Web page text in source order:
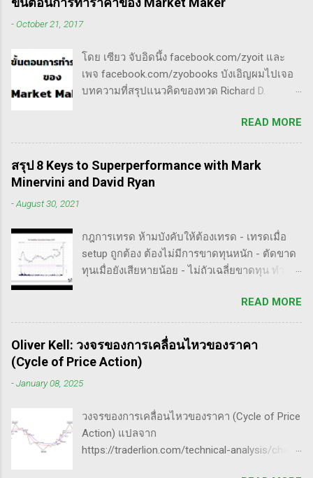
ประเภท double three Breakaway gap เป็นการ
กระโดดข้ามเวฟสอง...
เป็นการติดตามข่าวสาร การวิเคราะห์ทางเทคนิค
หรือปัจจัยพื้นฐาน การสแกนหุ้นที่มีศักยภาพเป็นผู้
ชนะในอนาคต การลงรายละเอียดในการวิเคราะห์
จังหวะที่เหมาะสมในการเข้าเทรด . - วิธีการที่
พิสูจน์แล้วว่าทำเงินได้จริงและทำซ้ำได้ตลอด
(Method): การมีระบบหรือกลยุทธ์ที่ชัดเจนในการ
เทรดเป็นสิ่งสำคัญ เพราะจะช่วยให้คุณไม่หลงลืม
(Patience): การรอคอยและไม่รีบร้อนถือเป็น
คุณสมบัติที่สำคัญในนักเทรด ความอดทนช่วยให้
คุณสามารถทนต่อความผันผวนของตลาดและรอ
คอยจังหวะที่ดี...
-October 21, 2017
โดย เซียว จับอิดนึ้ง facebook.com/zyoit และ
เพจ facebook.com/zyobooks บังเอิญผมไปเจอ
บทความที่สรุปแนวคิดของทวด Richard D.
เอง, ก็เลยอดตื่นใจไม่ได้กับข้อมูลที่เขาเขียนถึง "
How Manipulators Operate " ซึีงผมตีความว่ามัน
น่าเป็น " ขั้นตอนการทำราคาของ Market Maker "
พอได้สแกนคร่าวๆแล้วก็รู้สึกว่าน่าสนใจ เลย
พยายามแปลให้ตัวเองรู้เรื่อง แม้ว่าภาษาของแกจะ
อาจจะไม่เป๊ะตามใจความที่เขาพยายามสื่อ แต่ก็
น่าจะพอเห็นภาพได้ในระดับหนึ่งครับ ใครที่ภาษา
อังกฤษคล่องๆ ก็ไปอ่านต้นฉบับได้ที่ลิ้งค์นี้นะ
3/01/21/book-review-of-stock-market-
technique-number-one-by-richard-d-wyckoff/
ขั้นตอนการทำราคาของ Market Maker 1) เลือก
เป้าหมาย - ทำการทดสอบอย่างต่อเนื่องเพื่อดูว่า
ตลาดที่มีความต้านทานน้อยสุด - ที่ต้องเลือกตัวที่
มีความต้าน...
READ MORE
สรุป 8 Keys to Superperformance with Mark
Minervini and David Ryan
-August 30, 2021
กฎการเทรด ห้ามบังคับให้ต้องเทรด - เทรดเมื่อ
setup ถูกต้อง ต้องไม่มีการขาดทุนหนัก - ตัดขาด
ทุนเมื่อยังเสียหายน้อย - ไม่ถัวเฉลี่ยขาดทุน ทำ
ตนเอง และต้องตั้งกฏขึ้นมา - ต้องมีวินัย ทำตาม
กฎ - ต้องอยู่ในขอบเขตความรู้/สามารถในการ
แข่งขันตน - เทรดตาม setup ที่คุ้นเคย - ห้ามถัว
เฉลี่ยขาดทุน เป้าหมายของนักเทรดมืออาชีพ -
ตัดขาดทุนให้เสียหายน้อยไว้ก่อน - กินกำไรคำ
ใหญ่(กว่าตัดขาดทุน) - ทบต้นให้ได้มากที่สุด /
50% ของทั้งหมด กุญแจ 4 ดอกเพื่อปั้นพอร์ตให้โต
ระเบิด ๑. จับจังหวะตลาด Price pattern ฐานราคา
จะเกิดซ้ำรอยเสมอ ระบุให้ได้ ซื้อให้ถูกจังหวะ ฝึก
READ MORE
Oliver Kell: วงจรของการเคลื่อนไหวของราคา
(Cycle of Price Action)
-January 08, 2025
วงจรของการเคลื่อนไหวของราคา (Cycle of Price
Action) แปลจาก
https://traderlion.com/technical-analysis/chart-